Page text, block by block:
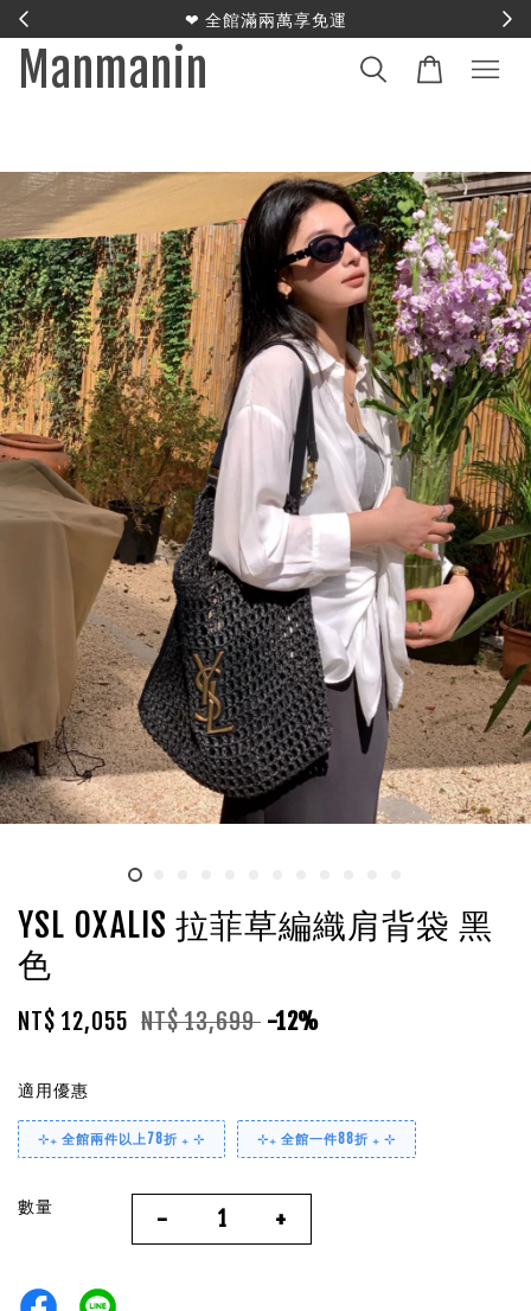
❤︎ 全館滿兩萬享免運
Manmanin
YSL OXALIS 拉菲草編織肩背袋 黑
色
NT$ 12,055 NT$ 13,699 -12%
適用優惠
⊹₊ 全館兩件以上78折 ₊ ⊹ ⊹₊ 全館一件88折 ₊ ⊹
數量 - +